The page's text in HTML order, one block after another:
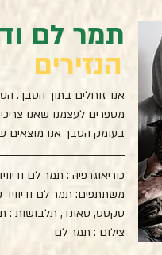
תמר לם
אנו זוחלים בתוך הסבך.
מספרים לעצמנו שאנו
בעומק הסבך אנו מוצאים
כוריאוגרפיה : תמר לם
משתתפים: תמר לם ודיוויד
טקסט, סאונד, תלבושות :
צילום : תמר לם
הנזירים